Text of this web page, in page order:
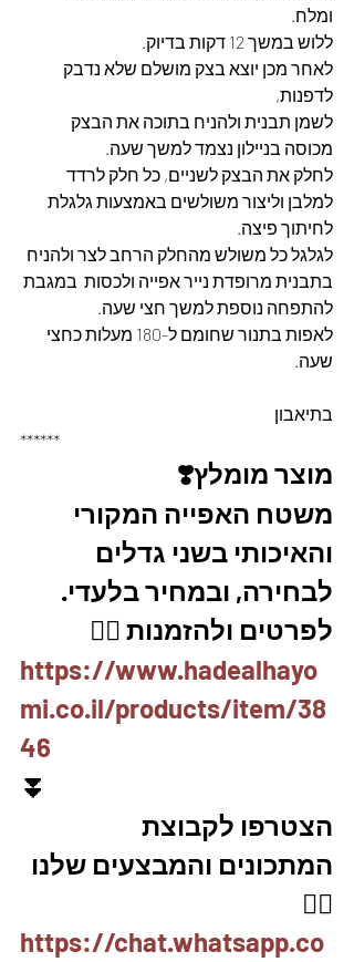
ומלח.
ללוש במשך 12 דקות בדיוק.
לאחר מכן יוצא בצק מושלם שלא נדבק
לדפנות,
לשמן תבנית ולהניח בתוכה את הבצק
מכוסה בניילון נצמד למשך שעה.
לחלק את הבצק לשניים, כל חלק לרדד
למלבן וליצור משולשים באמצעות גלגלת
לחיתוך פיצה.
לגלגל כל משולש מהחלק הרחב לצר ולהניח
בתבנית מרופדת נייר אפייה ולכסות  במגבת
להתפחה נוספת למשך חצי שעה.
לאפות בתנור שחומם ל-180 מעלות כחצי
שעה.
בתיאבון
******
מוצר מומלץ❣️
משטח האפייה המקורי
והאיכותי בשני גדלים
לבחירה, ובמחיר בלעדי.
לפרטים ולהזמנות 👇🏼
https://www.hadealhayo
mi.co.il/products/item/38
46
⏬
הצטרפו לקבוצת
המתכונים והמבצעים שלנו
👇🏽
https://chat.whatsapp.co